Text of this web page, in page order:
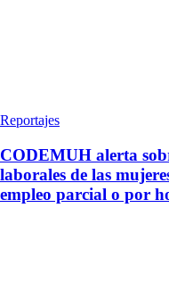
Reportajes
CODEMUH alerta
laborales de las
empleo parcial o por